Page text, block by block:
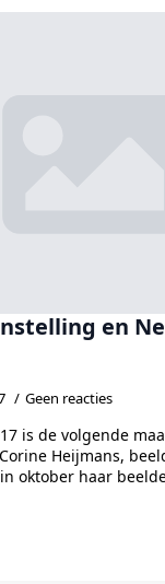
en
Geen reacties
is de volgende
Heijmans,
oktober haar